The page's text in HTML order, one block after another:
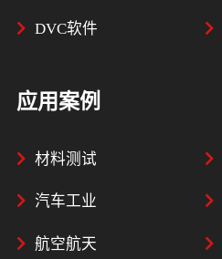
DVC软件
应用案例
材料测试
汽车工业
航空航天